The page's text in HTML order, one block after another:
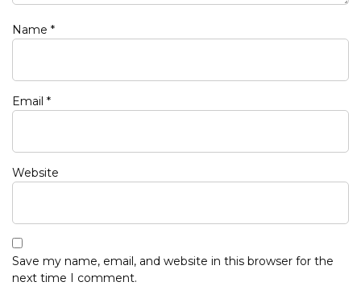
Name *
Email *
Website
Save my name, email, and website in this browser for the
next time I comment.